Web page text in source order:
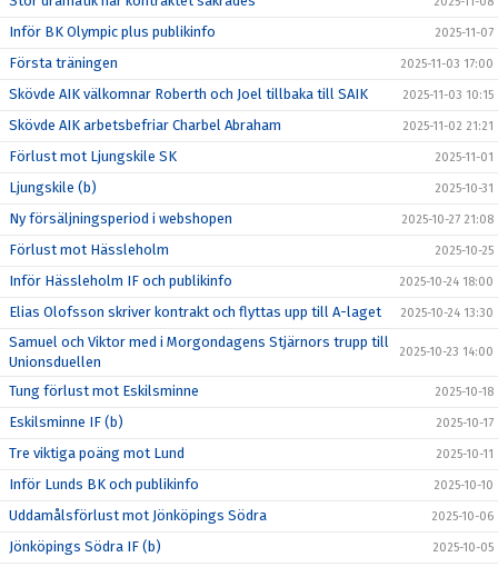
Inför BK Olympic plus publikinfo 2025-11-07
Första träningen 2025-11-03 17:00
Skövde AIK välkomnar Roberth och Joel tillbaka till SAIK 2025-11-03 10:15
Skövde AIK arbetsbefriar Charbel Abraham 2025-11-02 21:21
Förlust mot Ljungskile SK 2025-11-01
Ljungskile (b) 2025-10-31
Ny försäljningsperiod i webshopen 2025-10-27 21:08
Förlust mot Hässleholm 2025-10-25
Inför Hässleholm IF och publikinfo 2025-10-24 18:00
Elias Olofsson skriver kontrakt och flyttas upp till A-laget 2025-10-24 13:30
Samuel och Viktor med i Morgondagens Stjärnors trupp till
Unionsduellen
2025-10-23 14:00
Tung förlust mot Eskilsminne 2025-10-18
Eskilsminne IF (b) 2025-10-17
Tre viktiga poäng mot Lund 2025-10-11
Inför Lunds BK och publikinfo 2025-10-10
Uddamålsförlust mot Jönköpings Södra 2025-10-06
Jönköpings Södra IF (b) 2025-10-05